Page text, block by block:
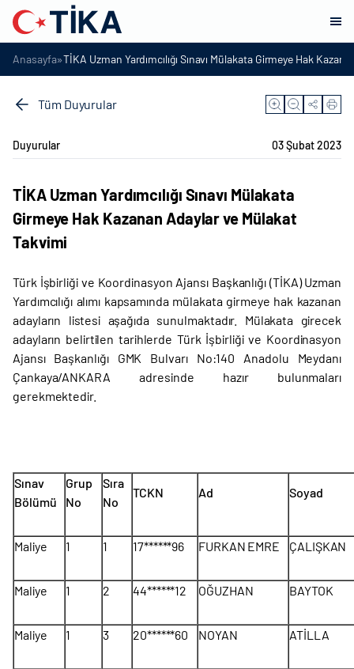
Anasayfa»TİKA Uzman Yardımcılığı Sınavı Mülakata Girmeye Hak
Tüm Duyurular
Duyurular 03 Şubat 2023
TİKA Uzman Yardımcılığı Sınavı Mülakata
Girmeye Hak Kazanan Adaylar ve Mülakat
Takvimi
Türk İşbirliği ve Koordinasyon Ajansı Başkanlığı (TİKA) Uzman
Yardımcılığı alımı kapsamında mülakata girmeye hak kazanan
adayların listesi aşağıda sunulmaktadır. Mülakata girecek
adayların belirtilen tarihlerde Türk İşbirliği ve Koordinasyon
Ajansı Başkanlığı GMK Bulvarı No:140 Anadolu Meydanı
Çankaya/ANKARA adresinde hazır bulunmaları
gerekmektedir.
Sınav
Bölümü
Grup
No
Sıra
No
TCKN Ad Soyad
Maliye 1 1 17******96 FURKAN EMRE ÇALIŞKAN
Maliye 1 2 44******12 OĞUZHAN BAYTOK
Maliye 1 3 20******60 NOYAN ATİLLA